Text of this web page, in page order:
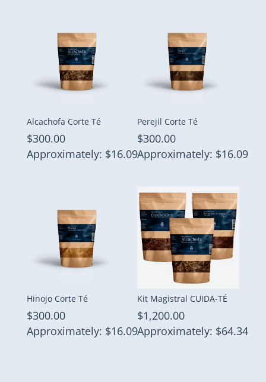
Alcachofa Corte Té
$300.00
Approximately: $16.09
Perejil Corte Té
$300.00
Approximately: $16.09
Hinojo Corte Té
$300.00
Approximately: $16.09
Kit Magistral CUIDA-TÉ
$1,200.00
Approximately: $64.34